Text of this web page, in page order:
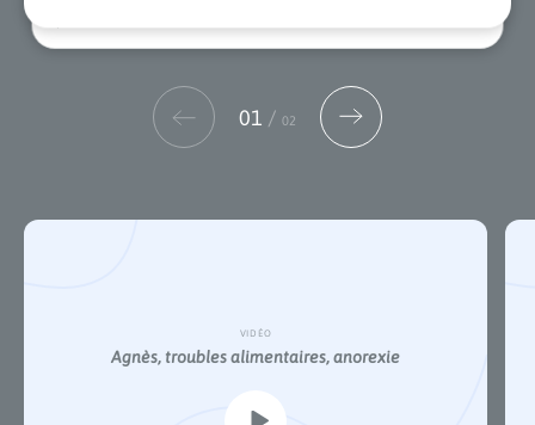
02 / 02
VIDÉO
Marie-Ange, dépendance à l’alcool